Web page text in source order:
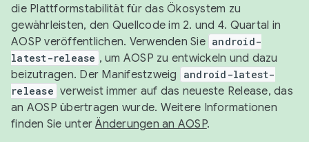
die Plattformstabilität für das Ökosystem zu
gewährleisten, den Quellcode im 2. und 4. Quartal in
AOSP veröffentlichen. Verwenden Sie android-
latest-release , um AOSP zu entwickeln und dazu
beizutragen. Der Manifestzweig
android-latest-
release verweist immer auf das neueste Release, das
an AOSP übertragen wurde. Weitere Informationen
finden Sie unterÄnderungen an AOSP.